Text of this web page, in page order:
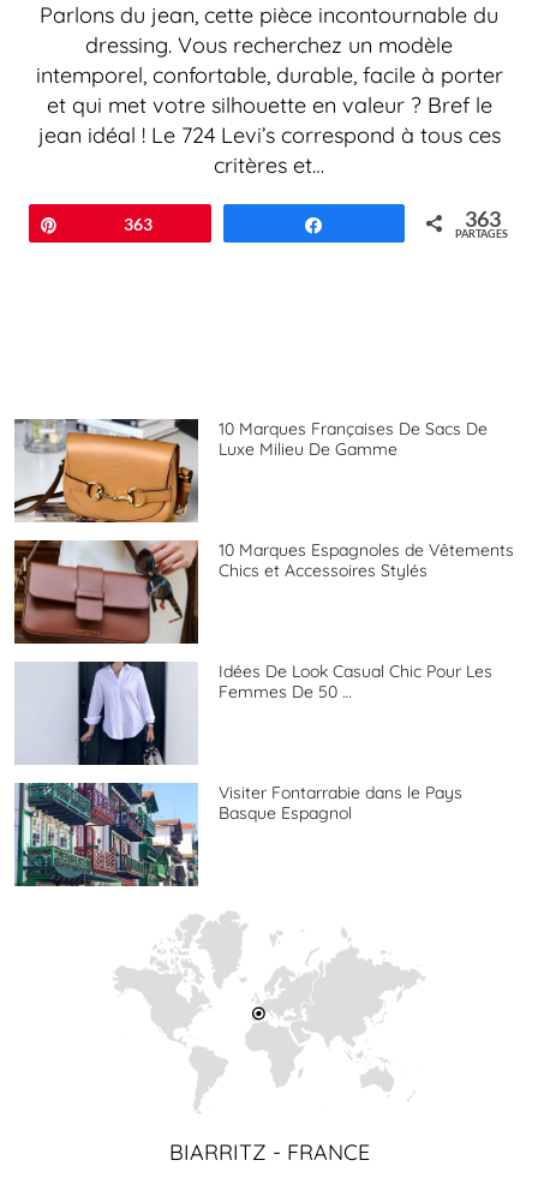
Parlons du jean, cette pièce incontournable du
dressing. Vous recherchez un modèle
intemporel, confortable, durable, facile à porter
et qui met votre silhouette en valeur ? Bref le
jean idéal ! Le 724 Levi’s correspond à tous ces
critères et…
Épingle363 363
PARTAGES
10 Marques Françaises De Sacs De
Luxe Milieu De Gamme
10 Marques Espagnoles de Vêtements
Chics et Accessoires Stylés
Idées De Look Casual Chic Pour Les
Femmes De 50 …
Visiter Fontarrabie dans le Pays
Basque Espagnol
BIARRITZ - FRANCE